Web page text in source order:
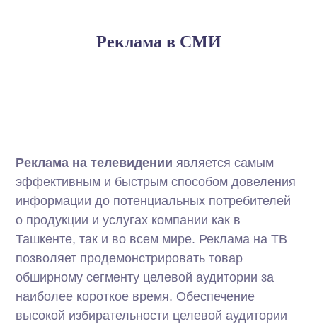
Реклама в СМИ
Реклама на телевидении является самым
эффективным и быстрым способом довеления
информации до потенциальных потребителей
о продукции и услугах компании как в
Ташкенте, так и во всем мире. Реклама на ТВ
позволяет продемонстрировать товар
обширному сегменту целевой аудитории за
наиболее короткое время. Обеспечение
высокой избирательности целевой аудитории